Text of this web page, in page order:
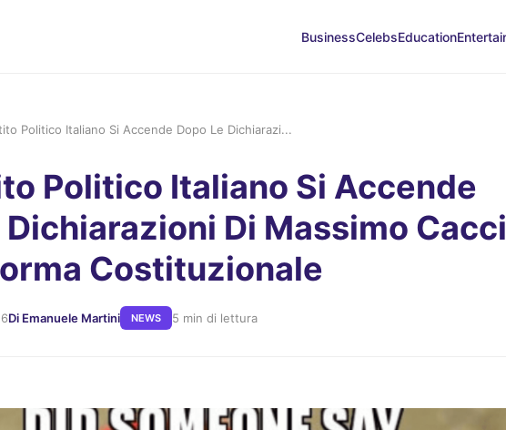
BusinessCelebsEducation
Politico Italiano Si Accende Dopo Le Dichiarazi...
Politico Italiano Si Accende
Dichiarazioni Di Massimo
Costituzionale
Di Emanuele Martini NEWS 5 min di lettura